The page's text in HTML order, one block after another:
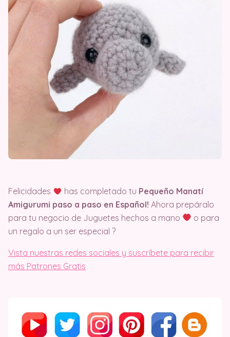
Felicidades has completado tu Pequeño Manatí
Amigurumi paso a paso en Español! Ahora prepáralo
para tu negocio de Juguetes hechos a mano
o para
un regalo a un ser especial ?
Vista nuestras redes sociales y suscríbete para recibir
más Patrones Gratis